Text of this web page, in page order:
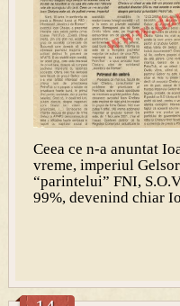
Ceea ce n-a anuntat
vreme, imperiul
“parintelui” FNI,
99%, devenind chiar